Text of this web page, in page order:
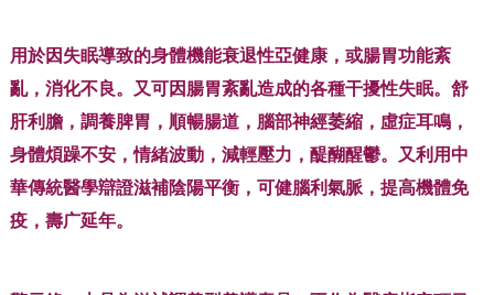
用於因失眠導致的身體機能衰退性亞健康，或腸胃功能紊
亂，消化不良。又可因腸胃紊亂造成的各種干擾性失眠。舒
肝利膽，調養脾胃，順暢腸道，腦部神經萎縮，虛症耳鳴，
身體煩躁不安，情緒波動，減輕壓力，醍醐醒鬱。又利用中
華傳統醫學辯證滋補陰陽平衡，可健腦利氣脈，提高機體免
疫，壽广延年。